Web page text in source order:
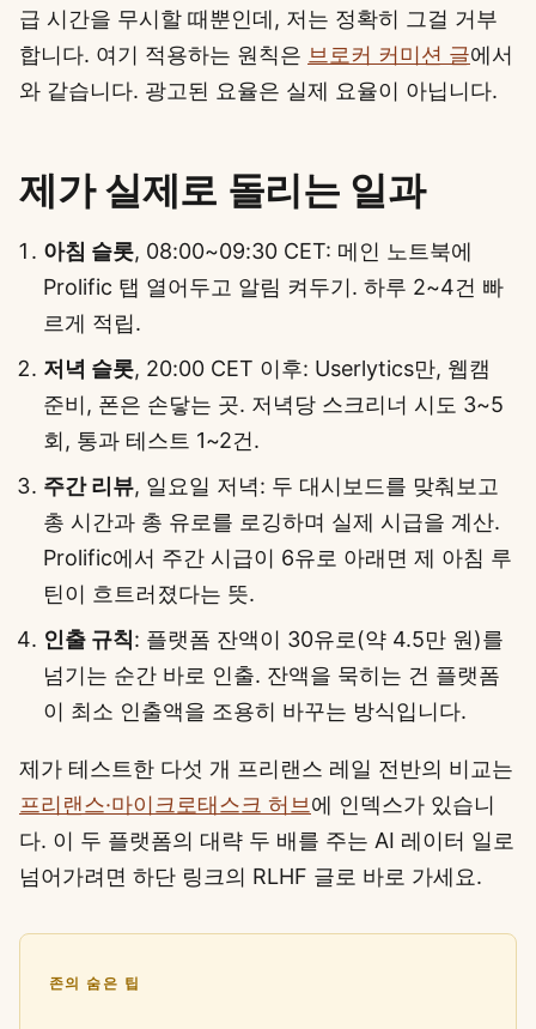
급 시간을 무시할 때뿐인데, 저는 정확히 그걸 거부
합니다. 여기 적용하는 원칙은 브로커 커미션 글에서
와 같습니다. 광고된 요율은 실제 요율이 아닙니다.
제가 실제로 돌리는 일과
아침 슬롯, 08:00~09:30 CET: 메인 노트북에
Prolific 탭 열어두고 알림 켜두기. 하루 2~4건 빠
르게 적립.
저녁 슬롯, 20:00 CET 이후: Userlytics만, 웹캠
준비, 폰은 손닿는 곳. 저녁당 스크리너 시도 3~5
회, 통과 테스트 1~2건.
주간 리뷰, 일요일 저녁: 두 대시보드를 맞춰보고
총 시간과 총 유로를 로깅하며 실제 시급을 계산.
Prolific에서 주간 시급이 6유로 아래면 제 아침 루
틴이 흐트러졌다는 뜻.
인출 규칙: 플랫폼 잔액이 30유로(약 4.5만 원)를
넘기는 순간 바로 인출. 잔액을 묵히는 건 플랫폼
이 최소 인출액을 조용히 바꾸는 방식입니다.
제가 테스트한 다섯 개 프리랜스 레일 전반의 비교는
프리랜스·마이크로태스크 허브에 인덱스가 있습니
다. 이 두 플랫폼의 대략 두 배를 주는 AI 레이터 일로
넘어가려면 하단 링크의 RLHF 글로 바로 가세요.
존의 숨은 팁